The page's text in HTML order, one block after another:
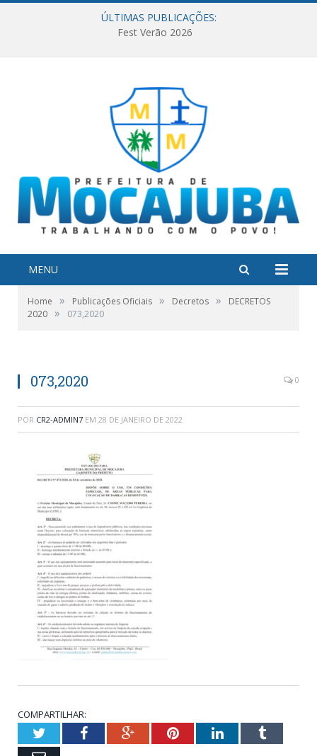
ÚLTIMAS PUBLICAÇÕES:
Fest Verão 2026
MENU
Home » Publicações Oficiais » Decretos »
DECRETOS
2020 » 073,2020
073,2020 0
POR CR2-ADMIN7 EM 28 DE JANEIRO DE 2022
COMPARTILHAR:
TwitterFacebookGoogle+PinterestLinkedInTumblr